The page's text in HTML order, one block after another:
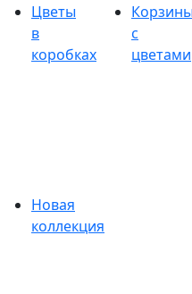
Цветы
в
коробках
с
цветами
Новая
коллекция